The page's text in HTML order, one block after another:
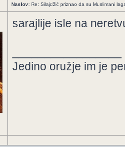
Naslov: Re: Silajdžić priznao da su Muslimani
sarajlije isle na
Jedino oružje im je